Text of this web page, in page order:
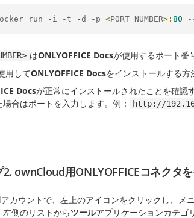
run - i -t -d - p <PORT_NUMBER>: 80
はONLYOFFICE Docsが使用するポート番
用してONLYOFFICE Docsをインストールする方
Docsが正常にインストールされたことを確認
合はポートを入力します。例：
http://
2. ownCloud用ONLYOFFICEコネクタ
カウントで、左上のアイコンをクリックし、メ
側のリストからツールアプリケーションカテゴ